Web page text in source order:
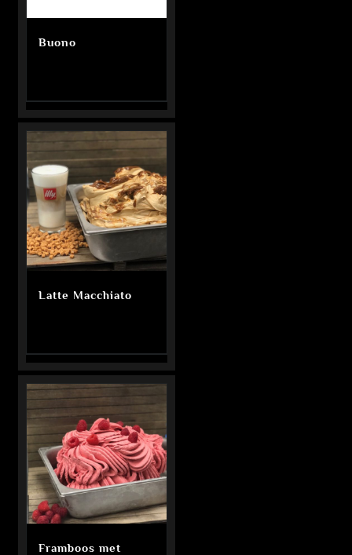
Buono
Latte Macchiato
Framboos met